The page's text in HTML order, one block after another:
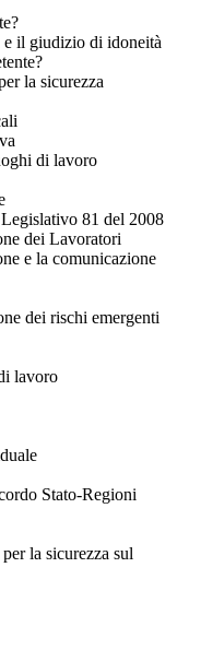
e il giudizio di idoneità
la sicurezza
di lavoro
81 del 2008
dei Lavoratori
e la comunicazione
dei rischi emergenti
lavoro
Stato-Regioni
la sicurezza sul